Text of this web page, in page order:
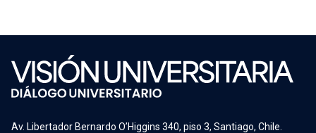
Av. Libertador Bernardo O’Higgins 340, piso 3, Santiago, Chile.